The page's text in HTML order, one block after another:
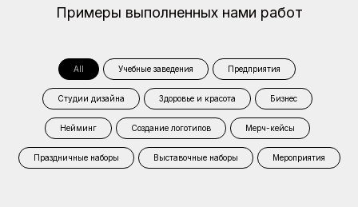
Примеры выполненных нами работ
All Учебные заведения Предприятия
Студии дизайна Здоровье и красота Бизнес
Нейминг Создание логотипов Мерч-кейсы
Праздничные наборы Выставочные наборы Мероприятия